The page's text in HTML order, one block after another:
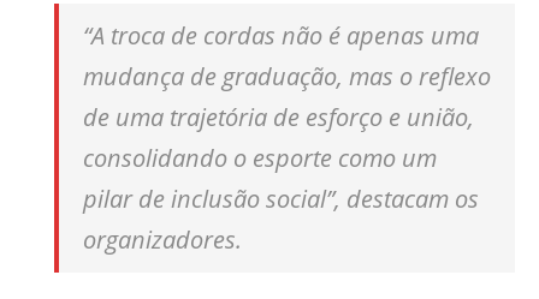
“A troca de cordas não é apenas uma
mudança de graduação, mas o reflexo
de uma trajetória de esforço e união,
consolidando o esporte como um
pilar de inclusão social”, destacam os
organizadores.